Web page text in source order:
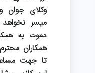
وکلای جوان
میسر نخواهد
دعوت به
همکاران
تا جهت